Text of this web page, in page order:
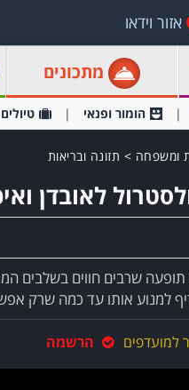
אזור וידאו
מתכונים
הומור ופנאי
ומשפחה > תזונה ובריאות
לאובדן
תופעה שרבים חווים בשלבים
למנוע אותו עד כמה שרק
למועדפים הרשמה